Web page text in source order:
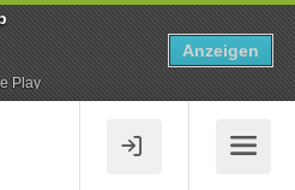
Play
Anzeigen